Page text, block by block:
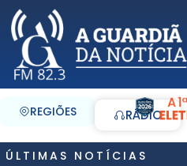
REGIÕES RÁDIO
A
ÚLTIMAS NOTÍCIAS